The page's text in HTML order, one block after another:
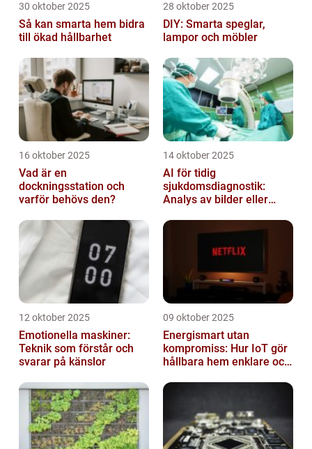
30 oktober 2025
Så kan smarta hem bidra
till ökad hållbarhet
28 oktober 2025
DIY: Smarta speglar,
lampor och möbler
16 oktober 2025
Vad är en
dockningsstation och
varför behövs den?
14 oktober 2025
AI för tidig
sjukdomsdiagnostik:
Analys av bilder eller
12 oktober 2025
Emotionella maskiner:
Teknik som förstår och
svarar på känslor
09 oktober 2025
Energismart utan
kompromiss: Hur IoT gör
hållbara hem enklare och